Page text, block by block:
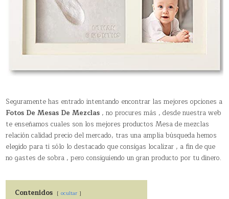
Seguramente has entrado intentando encontrar las mejores opciones a
Fotos De Mesas De Mezclas , no procures más , desde nuestra web
te enseñamos cuales son los mejores productos Mesa de mezclas
relación calidad precio del mercado, tras una amplia búsqueda hemos
elegido para ti sólo lo destacado que consigas localizar , a fin de que
no gastes de sobra , pero consiguiendo un gran producto por tu dinero.
Contenidos ocultar